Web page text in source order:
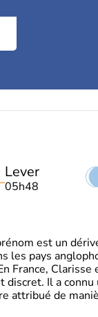
Lever
05h48
est un
les pays
France,
Il a
attribué de